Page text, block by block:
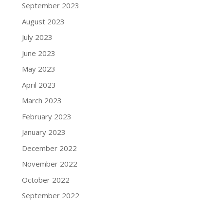
September 2023
August 2023
July 2023
June 2023
May 2023
April 2023
March 2023
February 2023
January 2023
December 2022
November 2022
October 2022
September 2022